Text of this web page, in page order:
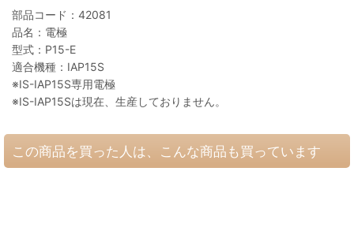
部品コード：42081
品名：電極
型式：P15-E
適合機種：IAP15S
※IS-IAP15S専用電極
※IS-IAP15Sは現在、生産しておりません。
この商品を買った人は、こんな商品も買っています